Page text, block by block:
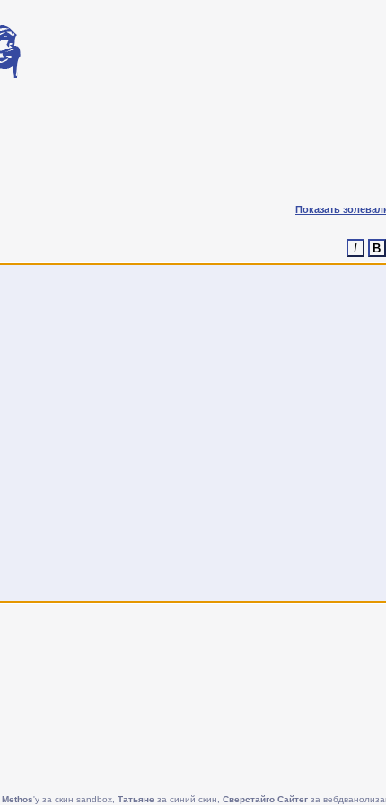
Показать
B
I
Methos'у за скин sandbox, Татьяне за синий скин, Сверстайго Сайтег за